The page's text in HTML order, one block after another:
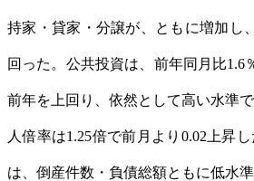
持家・貸家・分譲が、ともに増加し
回った。公共投資は、前年同月比1.6
前年を上回り、依然として高い水準
人倍率は1.25倍で前月より0.02上昇
は、倒産件数・負債総額ともに低水